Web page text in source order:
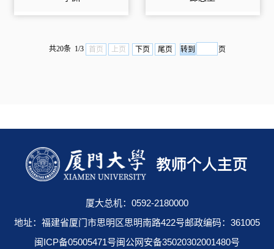
共20条 1/3 首页 上页 下页 尾页 页
厦大总机：0592-2180000
地址：福建省厦门市思明区思明南路422号邮政编码：361005
闽ICP备05005471号闽公网安备35020302001480号